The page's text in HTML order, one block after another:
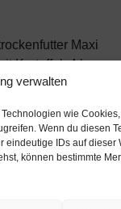
verwalten
wie
Wenn du diesen
IDs auf dieser
können bestimmte
Maxi
Kartoffel, 4 kg
ansehen*